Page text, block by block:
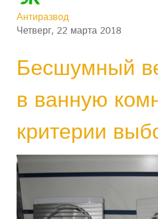
Антиразвод
Четверг, 22 марта 2018
Бесшумный
в ванную
критерии